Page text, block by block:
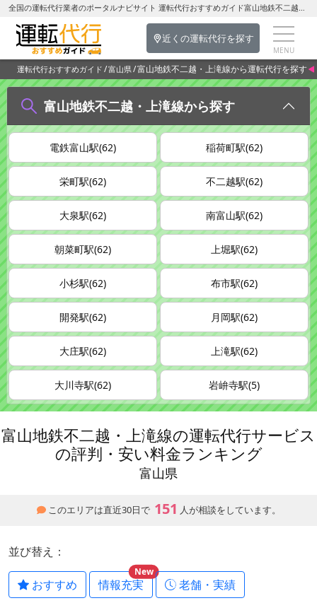
全国の運転代行業者のポータルナビサイト 運転代行おすすめガイド富山地鉄不二越・上滝線の運転代行を探す-富山県の運転代行
近くの運転代行を探す
運転代行おすすめガイド 富山県 富山地鉄不二越・上滝線から運転代行を探す
富山地鉄不二越・上滝線から探す
電鉄富山駅(62) 稲荷町駅(62)
栄町駅(62) 不二越駅(62)
大泉駅(62) 南富山駅(62)
朝菜町駅(62) 上堀駅(62)
小杉駅(62) 布市駅(62)
開発駅(62) 月岡駅(62)
大庄駅(62) 上滝駅(62)
大川寺駅(62) 岩峅寺駅(5)
富山地鉄不二越・上滝線の運転代行サービス
の評判・安い料金ランキング
富山県
このエリアは直近30日で 151 人が相談をしています。
並び替え：
おすすめ 情報充実
New
老舗・実績